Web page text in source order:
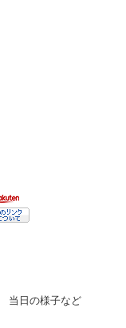
当日の様子など